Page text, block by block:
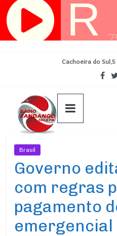
Pular
para
Cachoeira do
Brasil
Governo
com regras
pagamento
emergencial